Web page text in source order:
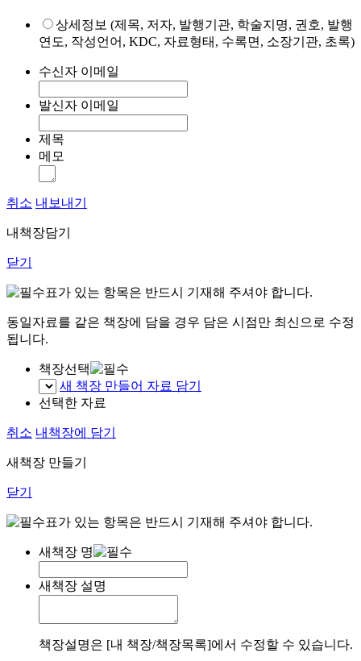
상세정보 (제목, 저자, 발행기관, 학술지명, 권호, 발행
연도, 작성언어, KDC, 자료형태, 수록면, 소장기관, 초록)
수신자 이메일
발신자 이메일
제목
메모
취소 내보내기
내책장담기
닫기
표가 있는 항목은 반드시 기재해 주셔야 합니다.
동일자료를 같은 책장에 담을 경우 담은 시점만 최신으로 수정
됩니다.
책장선택
새 책장 만들어 자료 담기
선택한 자료
취소 내책장에 담기
새책장 만들기
닫기
표가 있는 항목은 반드시 기재해 주셔야 합니다.
새책장 명
새책장 설명
책장설명은 [내 책장/책장목록]에서 수정할 수 있습니다.